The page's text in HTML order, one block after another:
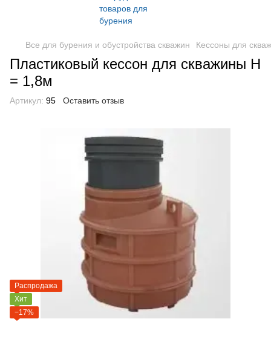
Все для бурения и обустройства скважин Кессоны для
Пластиковый кессон для скважины Н
= 1,8м
Артикул: 95 Оставить отзыв
Распродажа
Хит
−17%